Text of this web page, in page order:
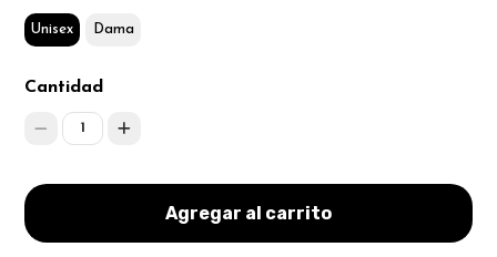
Unisex Dama
Cantidad
1
Agregar al carrito